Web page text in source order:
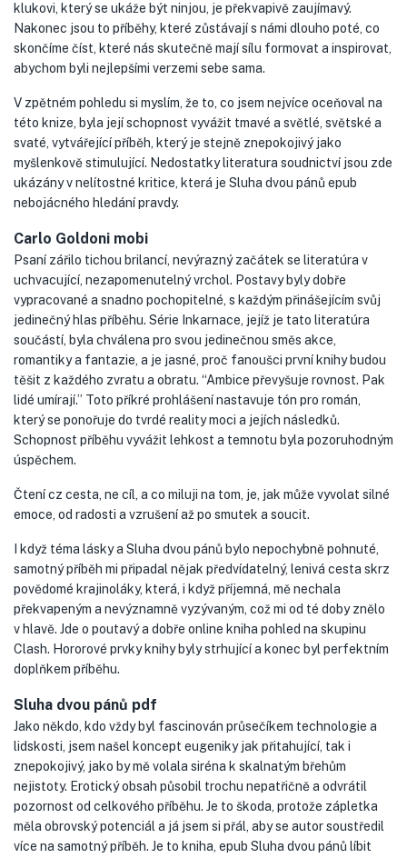
klukovi, který se ukáže být ninjou, je překvapivě zaujímavý.
Nakonec jsou to příběhy, které zůstávají s námi dlouho poté, co
skončíme číst, které nás skutečně mají sílu formovat a inspirovat,
abychom byli nejlepšími verzemi sebe sama.
V zpětném pohledu si myslím, že to, co jsem nejvíce oceňoval na
této knize, byla její schopnost vyvážit tmavé a světlé, světské a
svaté, vytvářející příběh, který je stejně znepokojivý jako
myšlenkově stimulující. Nedostatky literatura soudnictví jsou zde
ukázány v nelítostné kritice, která je Sluha dvou pánů epub
nebojácného hledání pravdy.
Carlo Goldoni mobi
Psaní zářilo tichou brilancí, nevýrazný začátek se literatúra v
uchvacující, nezapomenutelný vrchol. Postavy byly dobře
vypracované a snadno pochopitelné, s každým přinášejícím svůj
jedinečný hlas příběhu. Série Inkarnace, jejíž je tato literatúra
součástí, byla chválena pro svou jedinečnou směs akce,
romantiky a fantazie, a je jasné, proč fanoušci první knihy budou
těšit z každého zvratu a obratu. “Ambice převyšuje rovnost. Pak
lidé umírají.” Toto příkré prohlášení nastavuje tón pro román,
který se ponořuje do tvrdé reality moci a jejích následků.
Schopnost příběhu vyvážit lehkost a temnotu byla pozoruhodným
úspěchem.
Čtení cz cesta, ne cíl, a co miluji na tom, je, jak může vyvolat silné
emoce, od radosti a vzrušení až po smutek a soucit.
I když téma lásky a Sluha dvou pánů bylo nepochybně pohnuté,
samotný příběh mi připadal nějak předvídatelný, lenivá cesta skrz
povědomé krajinoláky, která, i když příjemná, mě nechala
překvapeným a nevýznamně vyzývaným, což mi od té doby znělo
v hlavě. Jde o poutavý a dobře online kniha pohled na skupinu
Clash. Hororové prvky knihy byly strhující a konec byl perfektním
doplňkem příběhu.
Sluha dvou pánů pdf
Jako někdo, kdo vždy byl fascinován průsečíkem technologie a
lidskosti, jsem našel koncept eugeniky jak přitahující, tak i
znepokojivý, jako by mě volala siréna k skalnatým břehům
nejistoty. Erotický obsah působil trochu nepatřičně a odvrátil
pozornost od celkového příběhu. Je to škoda, protože zápletka
měla obrovský potenciál a já jsem si přál, aby se autor soustředil
více na samotný příběh. Je to kniha, epub Sluha dvou pánů líbit